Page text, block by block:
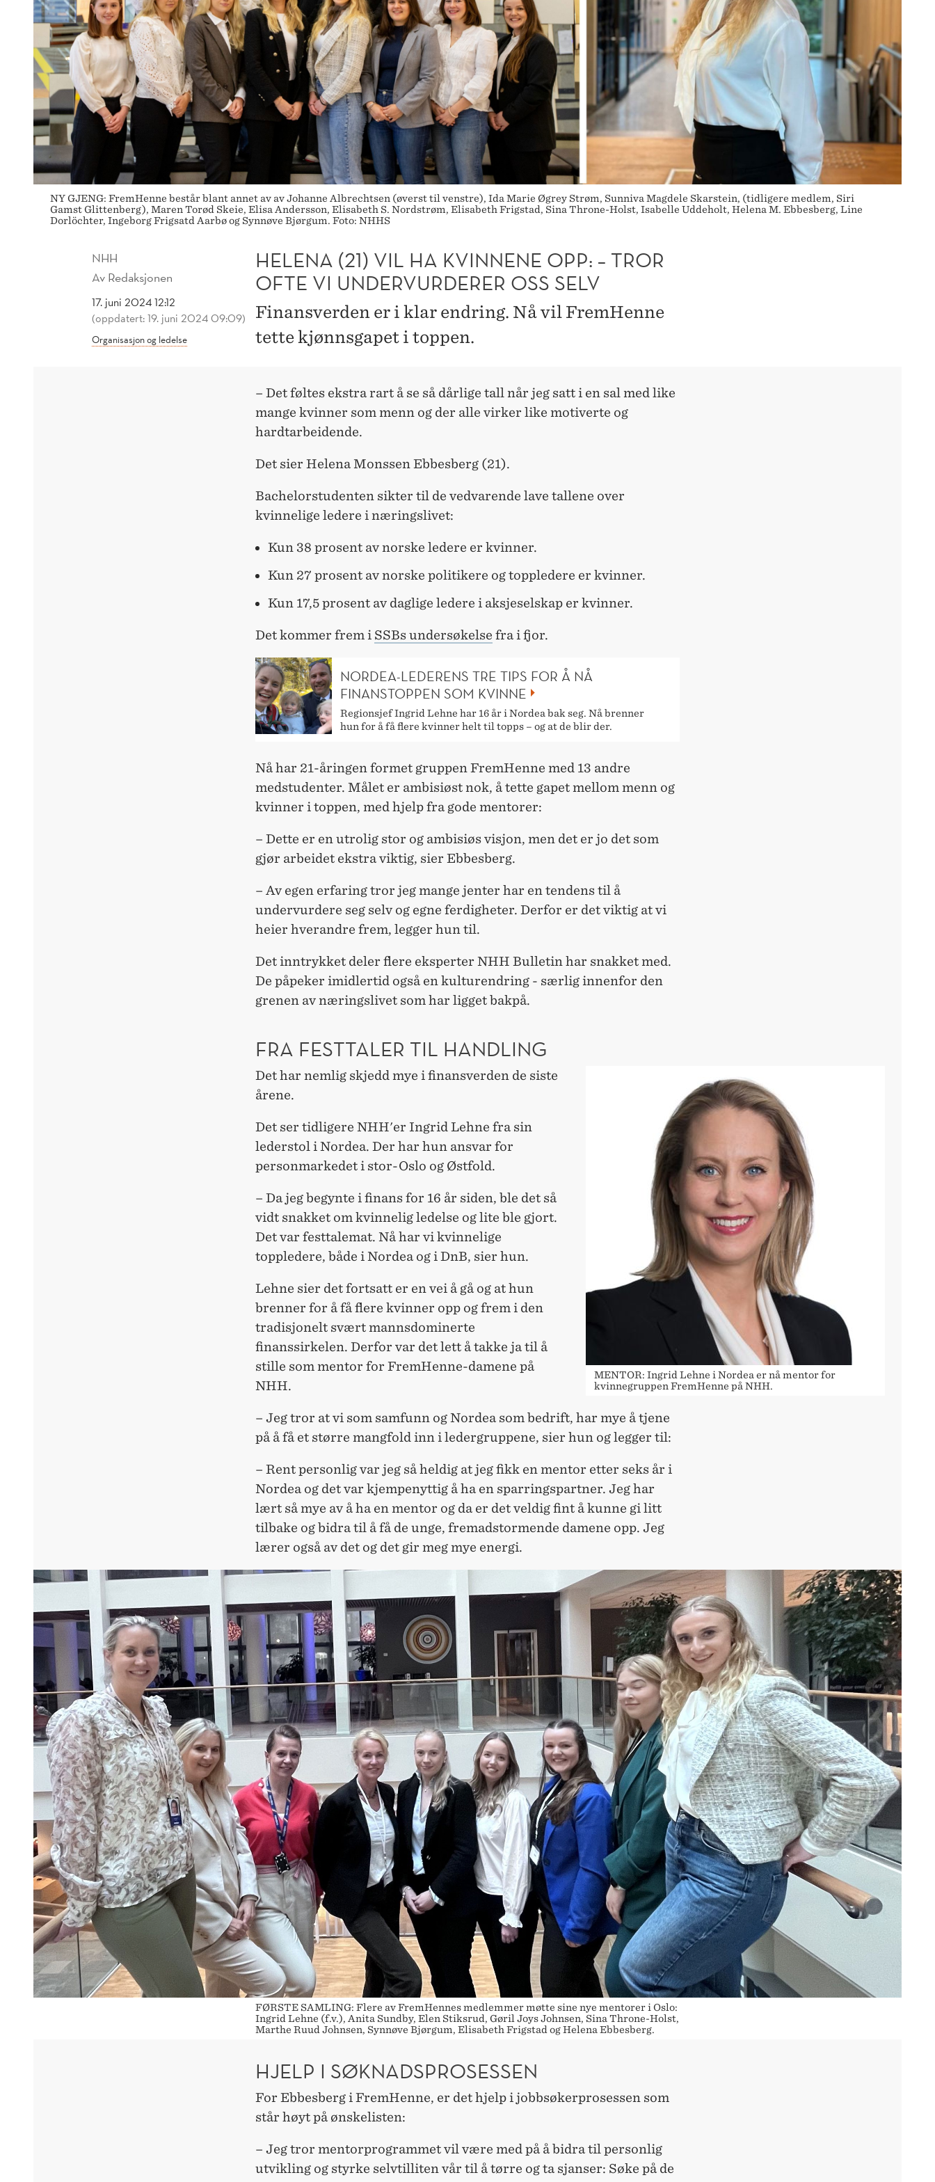
UNDERVURDERER
OSS
SELV
NY GJENG: FremHenne består blant annet av av Johanne Albrechtsen (øverst til venstre), Ida Marie Øgrey Strøm, Sunniva Magdele Skarstein, (tidligere medlem, Siri
Gamst Glittenberg), Maren Torød Skeie, Elisa Andersson, Elisabeth S. Nordstrøm, Elisabeth Frigstad, Sina Throne-Holst, Isabelle Uddeholt, Helena M. Ebbesberg, Line
Dorlöchter, Ingeborg Frigsatd Aarbø og Synnøve Bjørgum. Foto: NHHS
NHH
Av Redaksjonen
17. juni 2024 12:12
(oppdatert: 19. juni 2024 09:09)
Organisasjon og ledelse
HELENA (21) VIL HA KVINNENE OPP: – TROR
OFTE VI UNDERVURDERER OSS SELV
Finansverden er i klar endring. Nå vil FremHenne
tette kjønnsgapet i toppen.
– Det føltes ekstra rart å se så dårlige tall når jeg satt i en sal med like
mange kvinner som menn og der alle virker like motiverte og
hardtarbeidende.
Det sier Helena Monssen Ebbesberg (21).
Bachelorstudenten sikter til de vedvarende lave tallene over
kvinnelige ledere i næringslivet:
Kun 38 prosent av norske ledere er kvinner.
Kun 27 prosent av norske politikere og toppledere er kvinner.
Kun 17,5 prosent av daglige ledere i aksjeselskap er kvinner.
Det kommer frem i SSBs undersøkelse fra i fjor.
NORDEA-LEDERENS TRE TIPS FOR Å NÅ
FINANSTOPPEN SOM KVINNE
Regionsjef Ingrid Lehne har 16 år i Nordea bak seg. Nå brenner
hun for å få flere kvinner helt til topps – og at de blir der.
Nå har 21-åringen formet gruppen FremHenne med 13 andre
medstudenter. Målet er ambisiøst nok, å tette gapet mellom menn og
kvinner i toppen, med hjelp fra gode mentorer:
– Dette er en utrolig stor og ambisiøs visjon, men det er jo det som
gjør arbeidet ekstra viktig, sier Ebbesberg.
– Av egen erfaring tror jeg mange jenter har en tendens til å
undervurdere seg selv og egne ferdigheter. Derfor er det viktig at vi
heier hverandre frem, legger hun til.
Det inntrykket deler flere eksperter NHH Bulletin har snakket med.
De påpeker imidlertid også en kulturendring - særlig innenfor den
grenen av næringslivet som har ligget bakpå.
FRA FESTTALER TIL HANDLING
MENTOR: Ingrid Lehne i Nordea er nå mentor for
kvinnegruppen FremHenne på NHH.
Det har nemlig skjedd mye i finansverden de siste
årene.
Det ser tidligere NHH'er Ingrid Lehne fra sin
lederstol i Nordea. Der har hun ansvar for
personmarkedet i stor-Oslo og Østfold.
– Da jeg begynte i finans for 16 år siden, ble det så
vidt snakket om kvinnelig ledelse og lite ble gjort.
Det var festtalemat. Nå har vi kvinnelige
toppledere, både i Nordea og i DnB, sier hun.
Lehne sier det fortsatt er en vei å gå og at hun
brenner for å få flere kvinner opp og frem i den
tradisjonelt svært mannsdominerte
finanssirkelen. Derfor var det lett å takke ja til å
stille som mentor for FremHenne-damene på
NHH.
– Jeg tror at vi som samfunn og Nordea som bedrift, har mye å tjene
på å få et større mangfold inn i ledergruppene, sier hun og legger til:
– Rent personlig var jeg så heldig at jeg fikk en mentor etter seks år i
Nordea og det var kjempenyttig å ha en sparringspartner. Jeg har
lært så mye av å ha en mentor og da er det veldig fint å kunne gi litt
tilbake og bidra til å få de unge, fremadstormende damene opp. Jeg
lærer også av det og det gir meg mye energi.
FØRSTE SAMLING: Flere av FremHennes medlemmer møtte sine nye mentorer i Oslo:
Ingrid Lehne (f.v.), Anita Sundby, Elen Stiksrud, Gøril Joys Johnsen, Sina Throne-Holst,
Marthe Ruud Johnsen, Synnøve Bjørgum, Elisabeth Frigstad og Helena Ebbesberg.
HJELP I SØKNADSPROSESSEN
For Ebbesberg i FremHenne, er det hjelp i jobbsøkerprosessen som
står høyt på ønskelisten:
– Jeg tror mentorprogrammet vil være med på å bidra til personlig
utvikling og styrke selvtilliten vår til å tørre og ta sjanser: Søke på de